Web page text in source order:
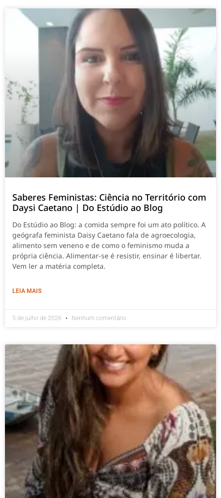
Saberes Feministas: Ciência no Território com
Daysi Caetano | Do Estúdio ao Blog
Do Estúdio ao Blog: a comida sempre foi um ato político. A
geógrafa feminista Daisy Caetano fala de agroecologia,
alimento sem veneno e de como o feminismo muda a
própria ciência. Alimentar-se é resistir, ensinar é libertar.
Vem ler a matéria completa.
LEIA MAIS
5 de julho de 2026 Nenhum comentário